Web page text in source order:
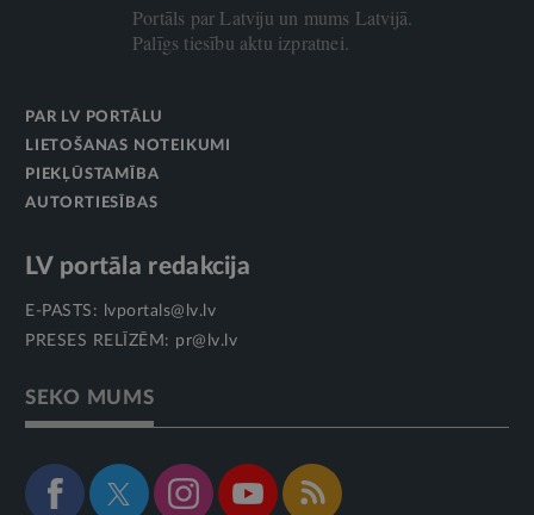
Portāls par Latviju un mums Latvijā.
Palīgs tiesību aktu izpratnei.
PAR LV PORTĀLU
LIETOŠANAS NOTEIKUMI
PIEKĻŪSTAMĪBA
AUTORTIESĪBAS
LV portāla redakcija
E-PASTS:
lvportals@lv.lv
PRESES RELĪZĒM: pr@lv.lv
SEKO MUMS